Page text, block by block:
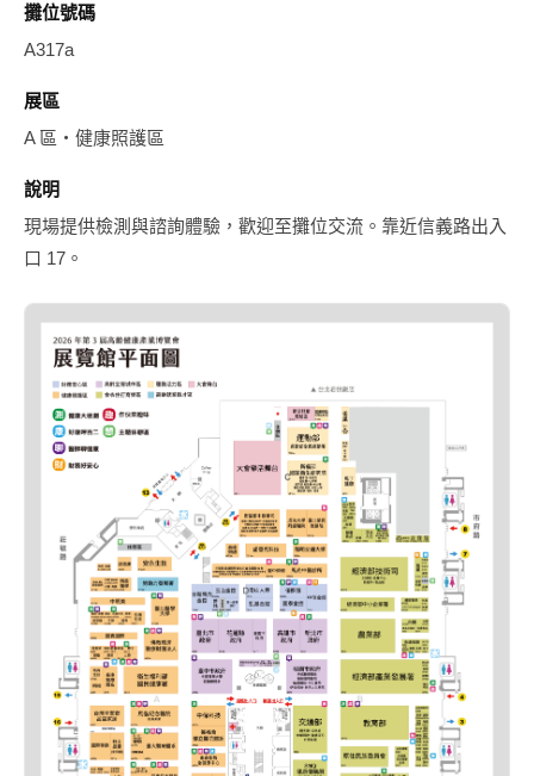
攤位號碼
A317a
展區
A 區・健康照護區
說明
現場提供檢測與諮詢體驗，歡迎至攤位交流。靠近信義路出入
口 17。